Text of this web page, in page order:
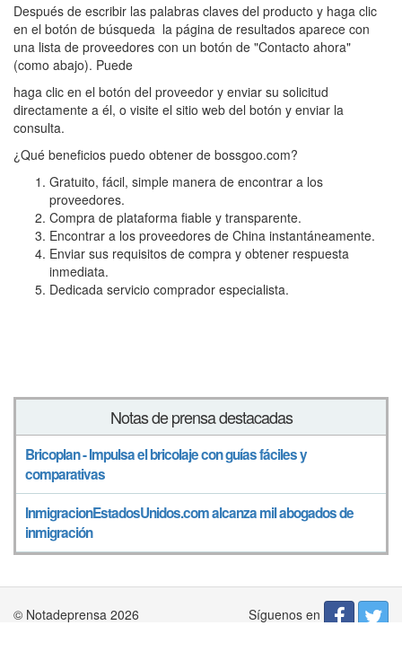
Después de escribir las palabras claves del producto y haga clic
en el botón de búsqueda la página de resultados aparece con
una lista de proveedores con un botón de "Contacto ahora"
(como abajo). Puede
haga clic en el botón del proveedor y enviar su solicitud
directamente a él, o visite el sitio web del botón y enviar la
consulta.
¿Qué beneficios puedo obtener de bossgoo.com?
Gratuito, fácil, simple manera de encontrar a los
proveedores.
Compra de plataforma fiable y transparente.
Encontrar a los proveedores de China instantáneamente.
Enviar sus requisitos de compra y obtener respuesta
inmediata.
Dedicada servicio comprador especialista.
Notas de prensa destacadas
Bricoplan - Impulsa el bricolaje con guías fáciles y
comparativas
InmigracionEstadosUnidos.com alcanza mil abogados de
inmigración
© Notadeprensa 2026 Síguenos en